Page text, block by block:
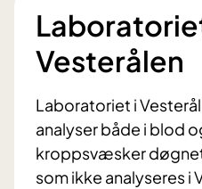
Vesterålen
Laboratoriet i
analyser både i blod
kroppsvæsker
som ikke analyseres i